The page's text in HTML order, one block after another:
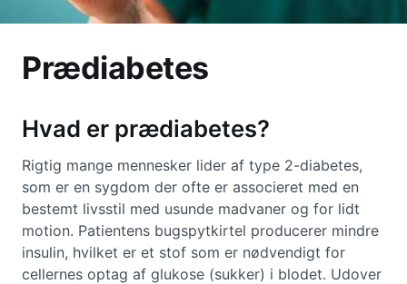
Prædiabetes
Hvad er prædiabetes?
Rigtig mange mennesker lider af type 2-diabetes,
som er en sygdom der ofte er associeret med en
bestemt livsstil med usunde madvaner og for lidt
motion. Patientens bugspytkirtel producerer mindre
insulin, hvilket er et stof som er nødvendigt for
cellernes optag af glukose (sukker) i blodet. Udover